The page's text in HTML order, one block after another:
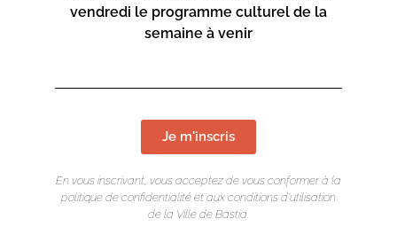
LIEU DE L'ÉVÉNEMENT
Place du Théatre
vendredi le programme culturel de la
semaine à venir
Je m'inscris
En vous inscrivant, vous acceptez de vous conformer à la
politique de confidentialité et aux conditions d’utilisation
de la Ville de Bastia.